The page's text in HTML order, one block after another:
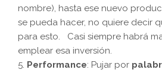
nombre), hasta ese nuevo
se pueda hacer, no quiere decir
para esto. Casi siempre habrá
emplear esa inversión.
Performance: Pujar por